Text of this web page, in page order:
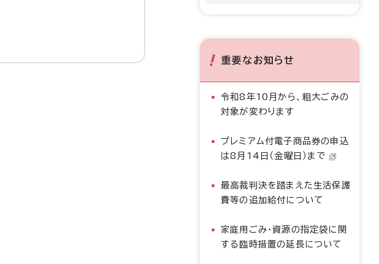
重要なお知らせ
令和8年10月から、粗大ごみの
対象が変わります
プレミアム付電子商品券の申込
は8月14日（金曜日）まで
最高裁判決を踏まえた生活保護
費等の追加給付について
家庭用ごみ・資源の指定袋に関
する臨時措置の延長について